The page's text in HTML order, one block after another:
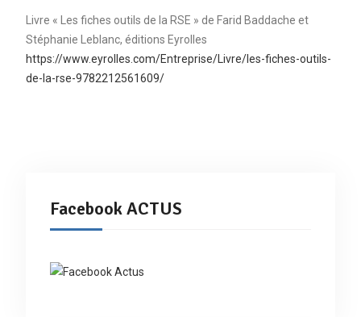
Livre « Les fiches outils de la RSE » de Farid Baddache et
Stéphanie Leblanc, éditions Eyrolles
https://www.eyrolles.com/Entreprise/Livre/les-fiches-outils-
de-la-rse-9782212561609/
Facebook ACTUS